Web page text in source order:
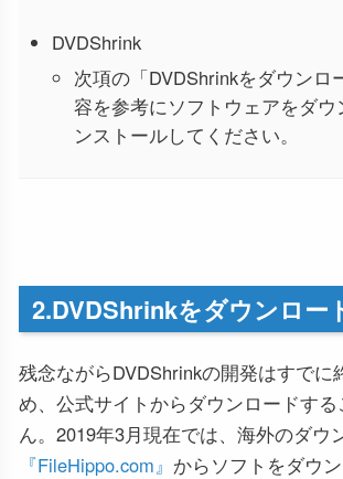
DVDShrink
次項の「DVDShrinkをダウンロ
容を参考にソフトウェアをダウ
ンストールしてください。
2.DVDShrinkをダウンロー
残念ながらDVDShrinkの開発はすでに
め、公式サイトからダウンロードす
ん。2019年3月現在では、海外のダウ
『FileHippo.com』 からソフトをダウ